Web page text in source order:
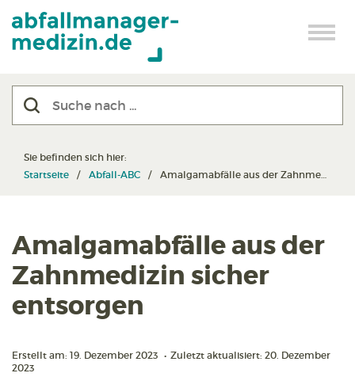
Sie befinden sich hier:
Startseite
Abfall-ABC Amalgamabfälle aus der Zahnmedizin sicher entsorgen
Amalgamabfälle aus der
Zahnmedizin sicher
entsorgen
Erstellt am: 19. Dezember 2023 • Zuletzt aktualisiert: 20. Dezember
2023